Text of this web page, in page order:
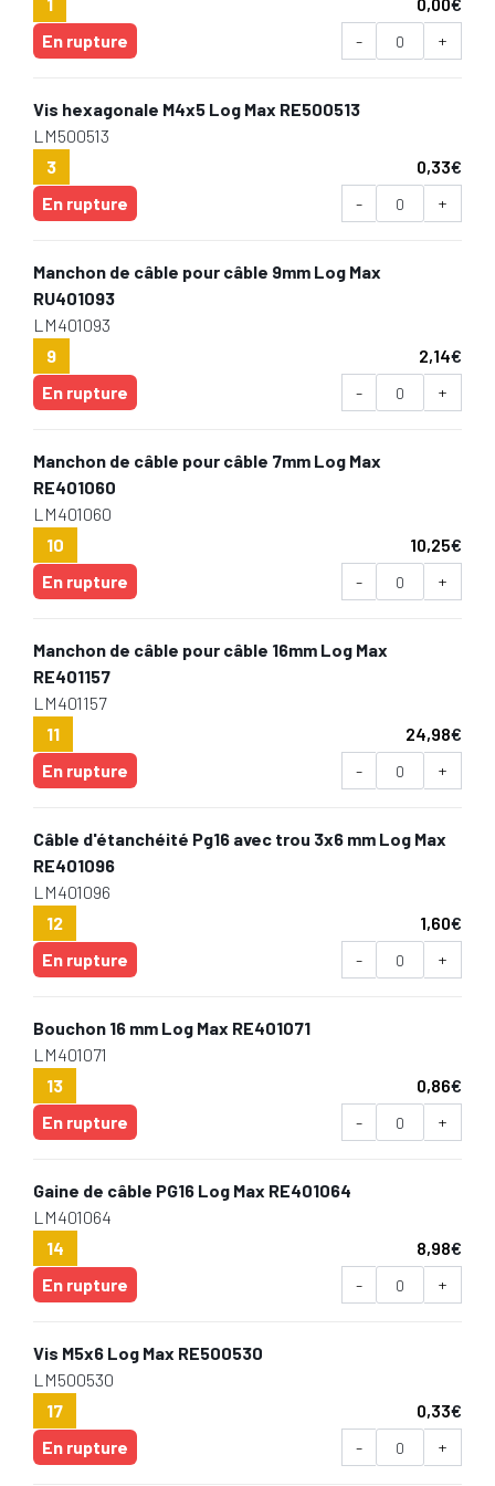
En rupture
- +
Vis hexagonale M4x5 Log Max RE500513
LM500513
3
0,33€
En rupture
- +
Manchon de câble pour câble 9mm Log Max
RU401093
LM401093
9
2,14€
En rupture
- +
Manchon de câble pour câble 7mm Log Max
RE401060
LM401060
10
10,25€
En rupture
- +
Manchon de câble pour câble 16mm Log Max
RE401157
LM401157
11
24,98€
En rupture
- +
Câble d'étanchéité Pg16 avec trou 3x6 mm Log Max
RE401096
LM401096
12
1,60€
En rupture
- +
Bouchon 16 mm Log Max RE401071
LM401071
13
0,86€
En rupture
- +
Gaine de câble PG16 Log Max RE401064
LM401064
14
8,98€
En rupture
- +
Vis M5x6 Log Max RE500530
LM500530
17
0,33€
En rupture
- +